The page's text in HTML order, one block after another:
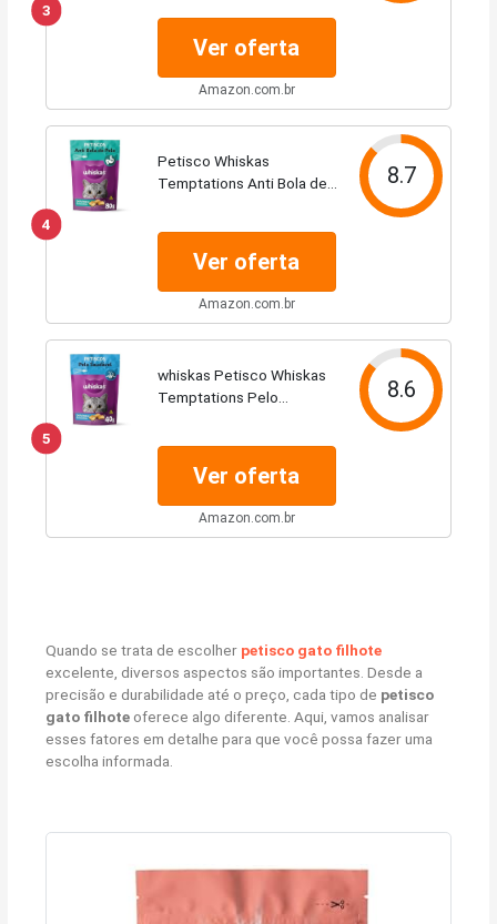
3
Ver oferta
Amazon.com.br
4
Petisco Whiskas
Temptations Anti Bola de
8.7
Ver oferta
Amazon.com.br
5
whiskas Petisco Whiskas
Temptations Pelo
8.6
Ver oferta
Amazon.com.br
Quando se trata de escolher petisco gato filhote
excelente, diversos aspectos são importantes. Desde a
precisão e durabilidade até o preço, cada tipo de petisco
gato filhote oferece algo diferente. Aqui, vamos analisar
esses fatores em detalhe para que você possa fazer uma
escolha informada.